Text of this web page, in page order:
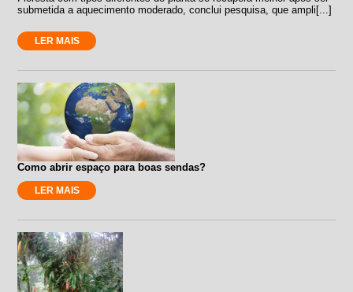
submetida a aquecimento moderado, conclui pesquisa, que ampli[...]
LER MAIS
Como abrir espaço para boas sendas?
LER MAIS